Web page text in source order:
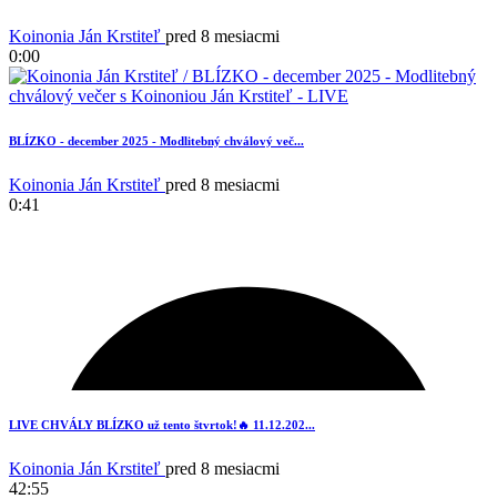
Koinonia Ján Krstiteľ pred 8 mesiacmi
0:00
BLÍZKO - december 2025 - Modlitebný chválový več...
Koinonia Ján Krstiteľ pred 8 mesiacmi
0:41
LIVE CHVÁLY BLÍZKO už tento štvrtok!🔥 11.12.202...
Koinonia Ján Krstiteľ pred 8 mesiacmi
42:55